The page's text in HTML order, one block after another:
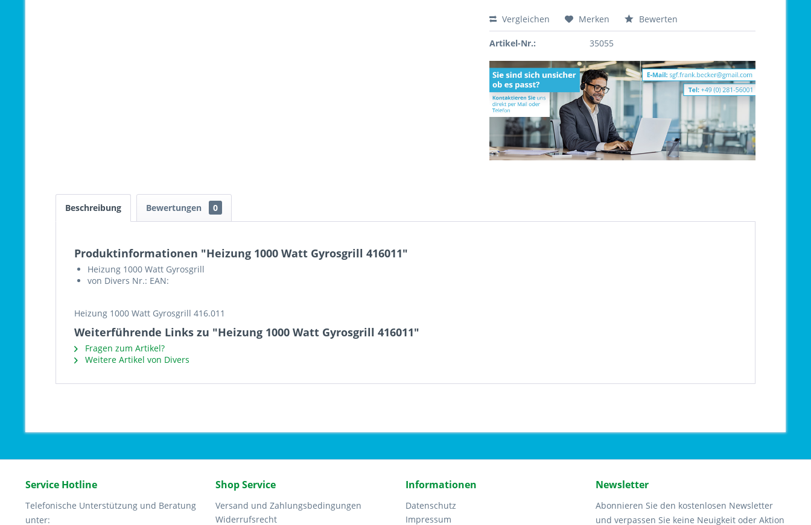
Vergleichen Merken Bewerten
Artikel-Nr.: 35055
Beschreibung Bewertungen 0
Produktinformationen "Heizung 1000 Watt Gyrosgrill 416011"
Heizung 1000 Watt Gyrosgrill
von Divers Nr.: EAN:
Heizung 1000 Watt Gyrosgrill 416.011
Weiterführende Links zu "Heizung 1000 Watt Gyrosgrill 416011"
Fragen zum Artikel?
Weitere Artikel von Divers
Service Hotline
Telefonische Unterstützung und Beratung
unter:
Shop Service
Versand und Zahlungsbedingungen
Widerrufsrecht
Informationen
Datenschutz
Impressum
Newsletter
Abonnieren Sie den kostenlosen Newsletter
und verpassen Sie keine Neuigkeit oder Aktion